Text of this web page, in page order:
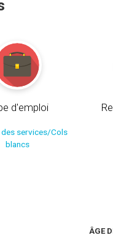
d'emploi
services/Cols
blancs
ÂGE